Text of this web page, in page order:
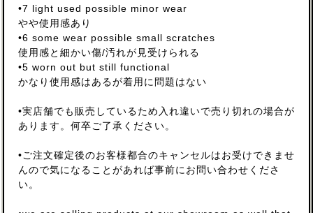
•7 light used possible minor wear
やや使用感あり
•6 some wear possible small scratches
使用感と細かい傷/汚れが見受けられる
•5 worn out but still functional
かなり使用感はあるが着用に問題はない
•実店舗でも販売しているため入れ違いで売り切れの場合が
あります。何卒ご了承ください。
•ご注文確定後のお客様都合のキャンセルはお受けできませ
んので気になることがあれば事前にお問い合わせくださ
い。